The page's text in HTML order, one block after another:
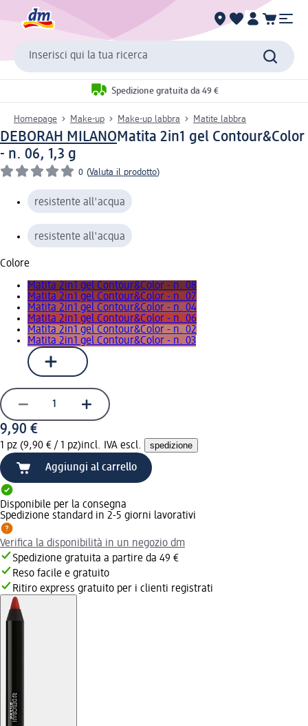
Inserisci qui la tua ricerca
Spedizione gratuita da 49 €
Homepage Make-up Make-up labbra Matite labbra
DEBORAH MILANOMatita 2in1 gel Contour&Color
- n. 06, 1,3 g
0 (Valuta il prodotto)
resistente all'acqua
resistente all'acqua
Colore
Matita 2in1 gel Contour&Color - n. 08
Matita 2in1 gel Contour&Color - n. 07
Matita 2in1 gel Contour&Color - n. 04
Matita 2in1 gel Contour&Color - n. 06
Matita 2in1 gel Contour&Color - n. 02
Matita 2in1 gel Contour&Color - n. 03
9,90 €
1 pz (9,90 € / 1 pz)incl. IVA escl. spedizione
Aggiungi al carrello
Disponibile per la consegna
Spedizione standard in 2-5 giorni lavorativi
Verifica la disponibilità in un negozio dm
Spedizione gratuita a partire da 49 €
Reso facile e gratuito
Ritiro express gratuito per i clienti registrati